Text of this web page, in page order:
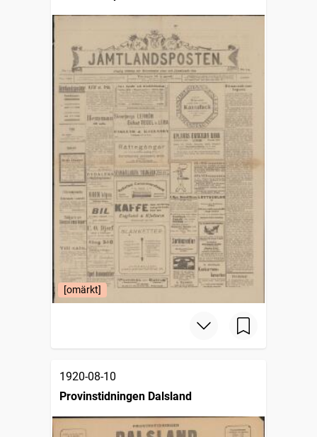
[omärkt]
1920-08-10
Provinstidningen Dalsland